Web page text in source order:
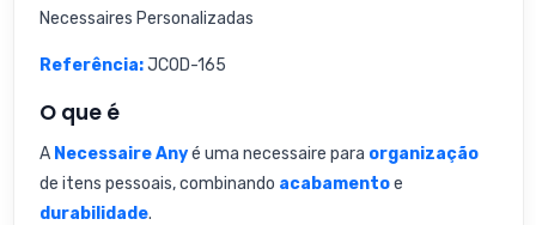
Necessaires Personalizadas
Referência:JCOD-165
O que é
A Necessaire Anyé uma necessaire para organização
de itens pessoais, combinando acabamentoe
durabilidade.